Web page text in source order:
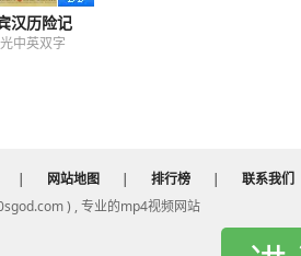
汉历险记
中英双字
| 网站地图 | 排行榜 |
联系我们
) , 专业的mp4视频网站